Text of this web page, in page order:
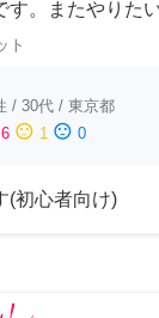
す。またやりた
ト
/ 30代 / 東京都
6 sentiment_neutral 1 sentiment_dissatisfied 0
(初心者向け)